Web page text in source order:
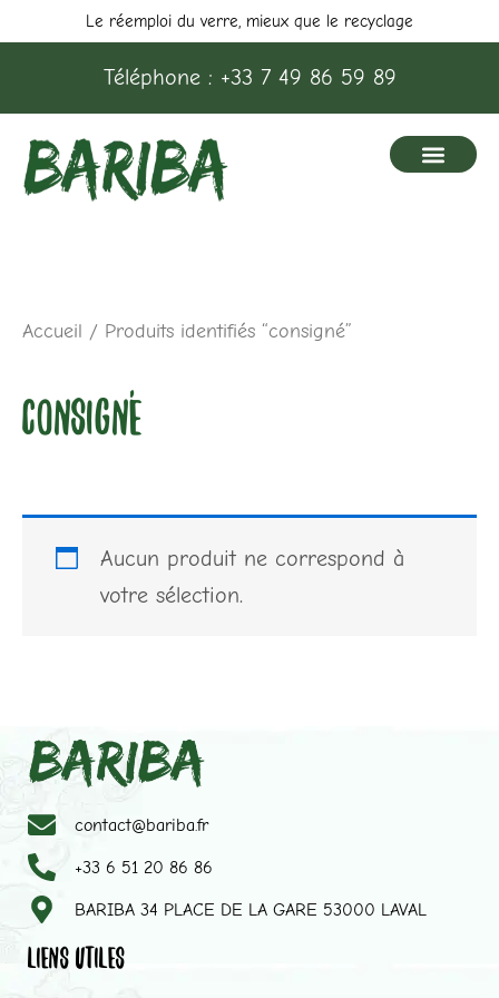
Le réemploi du verre, mieux que le recyclage
Téléphone : +33 7 49 86 59 89
Accueil / Produits identifiés “consigné”
consigné
Aucun produit ne correspond à
votre sélection.
contact@bariba.fr
+33 6 51 20 86 86
BARIBA 34 PLACE DE LA GARE 53000 LAVAL
LIENS UTILES